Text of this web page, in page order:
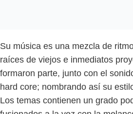
Su música es una mezcla de
raíces de viejos e inmediatos
formaron parte, junto con el
hard core; nombrando así su
Los temas contienen un grado